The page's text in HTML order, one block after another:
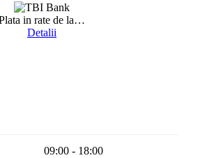
in rate de la…
Detalii
09:00 - 18:00